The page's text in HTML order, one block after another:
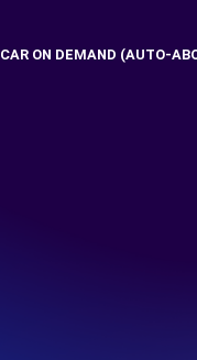
CAR ON DEMAND (AUTO-